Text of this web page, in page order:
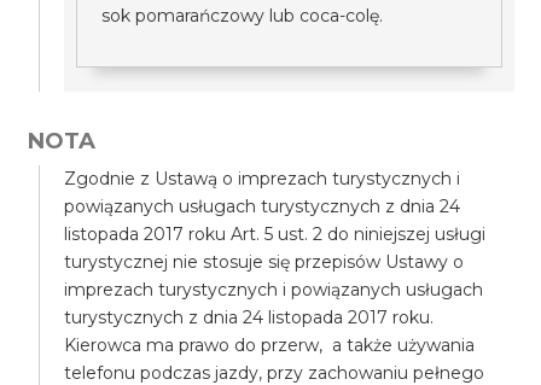
sok pomarańczowy lub coca-colę.
NOTA
Zgodnie z Ustawą o imprezach turystycznych i
powiązanych usługach turystycznych z dnia 24
listopada 2017 roku Art. 5 ust. 2 do niniejszej usługi
turystycznej nie stosuje się przepisów Ustawy o
imprezach turystycznych i powiązanych usługach
turystycznych z dnia 24 listopada 2017 roku.
Kierowca ma prawo do przerw, a także używania
telefonu podczas jazdy, przy zachowaniu pełnego